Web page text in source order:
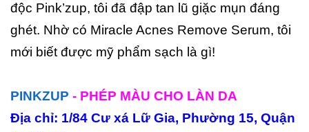
độc Pink’zup, tôi đã đập tan lũ giặc mụn đáng
ghét. Nhờ có Miracle Acnes Remove Serum, tôi
mới biết được mỹ phẩm sạch là gì!
PINKZUP - PHÉP MÀU CHO LÀN DA
Địa chỉ: 1/84 Cư xá Lữ Gia, Phường 15, Quận